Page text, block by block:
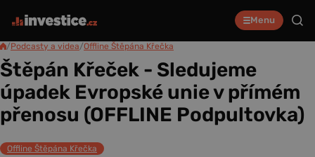
Menu
/Podcasty a videa/Offline Štěpána Křečka
Štěpán Křeček - Sledujeme
úpadek Evropské unie v přímém
přenosu (OFFLINE Podpultovka)
Offline Štěpána Křečka